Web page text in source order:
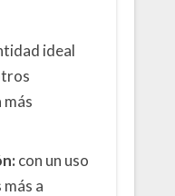
ideal
con un uso
a